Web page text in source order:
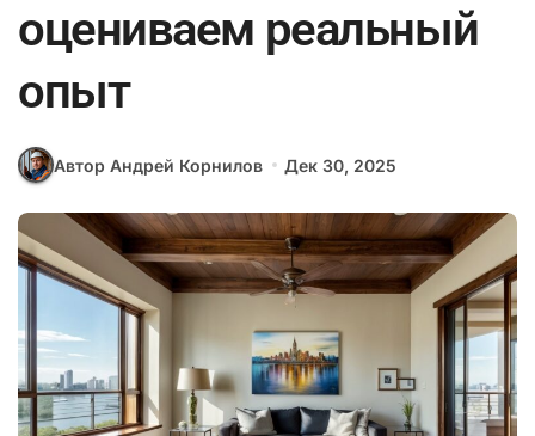
оцениваем реальный
опыт
Автор Андрей Корнилов Дек 30, 2025